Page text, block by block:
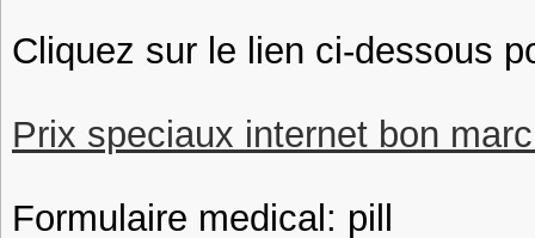
Cliquez sur le lien ci-dessous
Prix speciaux internet bon
Formulaire medical: pill